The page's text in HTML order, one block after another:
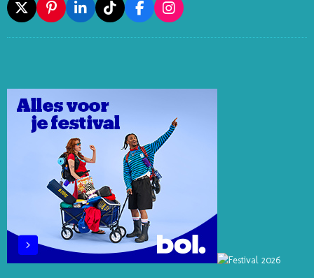
X
P
I
N
E
S
T
L
I
N
I
N
T
I
K
F
A
C
O
I
N
S
R
M